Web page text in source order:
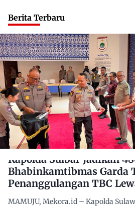
Berita Terbaru
Kapolda Sulbar Jadikan
Bhabinkamtibmas Garda
Penanggulangan TBC
DOORS di 650 Desa
MAMUJU, Mekora.id – Kapolda